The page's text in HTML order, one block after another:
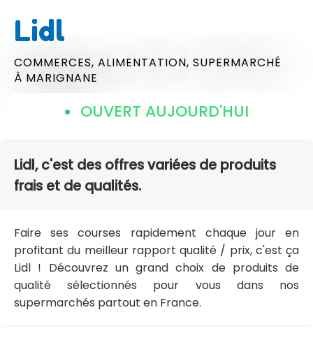
Lidl
COMMERCES, ALIMENTATION, SUPERMARCHÉ
À MARIGNANE
OUVERT AUJOURD'HUI
Lidl, c'est des offres variées de produits
frais et de qualités.
Faire ses courses rapidement chaque jour en
profitant du meilleur rapport qualité / prix, c'est ça
Lidl ! Découvrez un grand choix de produits de
qualité sélectionnés pour vous dans nos
supermarchés partout en France.